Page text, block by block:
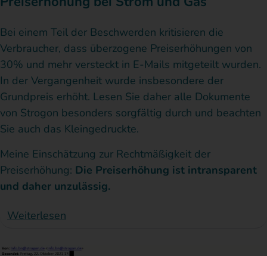
Bei einem Teil der Beschwerden kritisieren die
Verbraucher, dass überzogene Preiserhöhungen von
30% und mehr versteckt in E-Mails mitgeteilt wurden.
In der Vergangenheit wurde insbesondere der
Grundpreis erhöht. Lesen Sie daher alle Dokumente
von Strogon besonders sorgfältig durch und beachten
Sie auch das Kleingedruckte.
Meine Einschätzung zur Rechtmäßigkeit der
Preiserhöhung: Die Preiserhöhung ist intransparent
und daher unzulässig.
Weiterlesen